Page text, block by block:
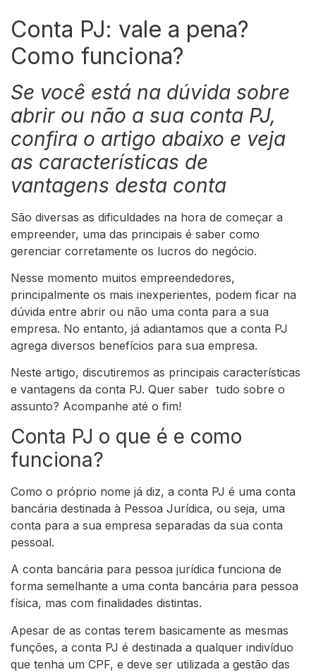
Conta PJ: vale a pena?
Como funciona?
Se você está na dúvida sobre
abrir ou não a sua conta PJ,
confira o artigo abaixo e veja
as características de
vantagens desta conta
São diversas as dificuldades na hora de começar a
empreender, uma das principais é saber como
gerenciar corretamente os lucros do negócio.
Nesse momento muitos empreendedores,
principalmente os mais inexperientes, podem ficar na
dúvida entre abrir ou não uma conta para a sua
empresa. No entanto, já adiantamos que a conta PJ
agrega diversos benefícios para sua empresa.
Neste artigo, discutiremos as principais características
e vantagens da conta PJ. Quer saber tudo sobre o
assunto? Acompanhe até o fim!
Conta PJ o que é e como
funciona?
Como o próprio nome já diz, a conta PJ é uma conta
bancária destinada à Pessoa Jurídica, ou seja, uma
conta para a sua empresa separadas da sua conta
pessoal.
A conta bancária para pessoa jurídica funciona de
forma semelhante a uma conta bancária para pessoa
física, mas com finalidades distintas.
Apesar de as contas terem basicamente as mesmas
funções, a conta PJ é destinada a qualquer indivíduo
que tenha um CPF, e deve ser utilizada a gestão das